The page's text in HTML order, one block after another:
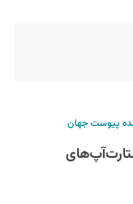
پیوست جهان